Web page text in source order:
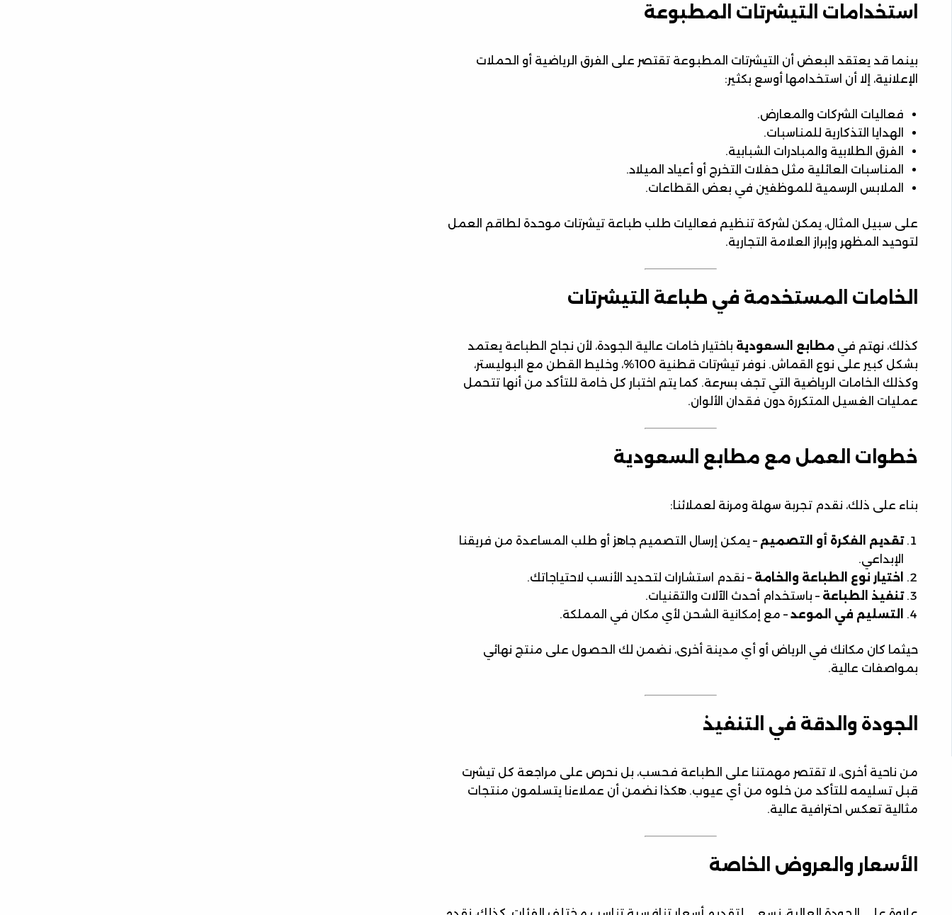
استخدامات التيشرتات المطبوعة
بينما قد يعتقد البعض أن التيشرتات المطبوعة تقتصر على الفرق الرياضية أو الحملات
الإعلانية، إلا أن استخدامها أوسع بكثير:
فعاليات الشركات والمعارض.
الهدايا التذكارية للمناسبات.
الفرق الطلابية والمبادرات الشبابية.
المناسبات العائلية مثل حفلات التخرج أو أعياد الميلاد.
الملابس الرسمية للموظفين في بعض القطاعات.
على سبيل المثال، يمكن لشركة تنظيم فعاليات طلب طباعة تيشرتات موحدة لطاقم العمل
لتوحيد المظهر وإبراز العلامة التجارية.
الخامات المستخدمة في طباعة التيشرتات
كذلك، نهتم في مطابع السعودية باختيار خامات عالية الجودة، لأن نجاح الطباعة يعتمد
بشكل كبير على نوع القماش. نوفر تيشرتات قطنية 100%، وخليط القطن مع البوليستر،
وكذلك الخامات الرياضية التي تجف بسرعة. كما يتم اختبار كل خامة للتأكد من أنها تتحمل
عمليات الغسيل المتكررة دون فقدان الألوان.
خطوات العمل مع مطابع السعودية
بناء على ذلك، نقدم تجربة سهلة ومرنة لعملائنا:
تقديم الفكرة أو التصميم – يمكن إرسال التصميم جاهز أو طلب المساعدة من فريقنا
الإبداعي.
اختيار نوع الطباعة والخامة – نقدم استشارات لتحديد الأنسب لاحتياجاتك.
تنفيذ الطباعة – باستخدام أحدث الآلات والتقنيات.
التسليم في الموعد – مع إمكانية الشحن لأي مكان في المملكة.
حيثما كان مكانك في الرياض أو أي مدينة أخرى، نضمن لك الحصول على منتج نهائي
بمواصفات عالية.
الجودة والدقة في التنفيذ
من ناحية أخرى، لا تقتصر مهمتنا على الطباعة فحسب، بل نحرص على مراجعة كل تيشرت
قبل تسليمه للتأكد من خلوه من أي عيوب. هكذا نضمن أن عملاءنا يتسلمون منتجات
مثالية تعكس احترافية عالية.
الأسعار والعروض الخاصة